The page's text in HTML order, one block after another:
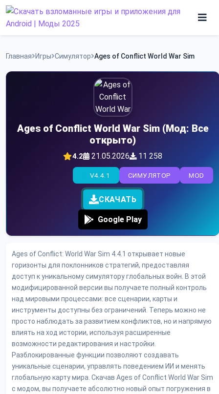
Skip
Программы
Главная Игры Симулятор Ages of Conflict World War Sim
Ages of Conflict World War Sim (Мод: Все
открыто)
4.2 21.05.2026 11 258
MOD
СИМУЛЯТОР
V4.4.1
СКАЧАТЬ
Google Play
Ages of Conflict: World War Sim 4.4.1 открывает новые
горизонты для поклонников стратегий, предоставляя
доступ к уникальному симулятору глобальных войн. В этой
модифицированной версии вы получаете полный контроль
над мировыми процессами: все сценарии, карты и
инструменты доступны без ограничений. Теперь можно не
просто наблюдать за развитием конфликтов, но и напрямую
влиять на ход истории, используя расширенные
возможности редактирования и настройки.
Разблокированные функции позволяют создавать
уникальные сценарии, управлять поведением ИИ и менять
глобальную карту мира. Скачав Ages of Conflict World War Sim
с модом, вы получаете абсолютно новый опыт погружения в